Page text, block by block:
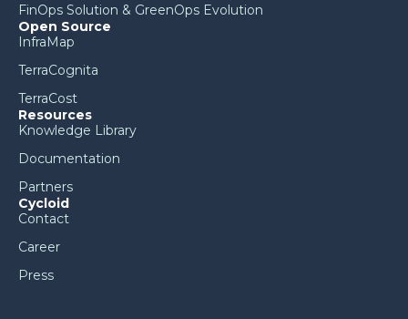
FinOps Solution & GreenOps Evolution
Open Source
InfraMap
TerraCognita
TerraCost
Resources
Knowledge Library
Documentation
Partners
Cycloid
Contact
Career
Press